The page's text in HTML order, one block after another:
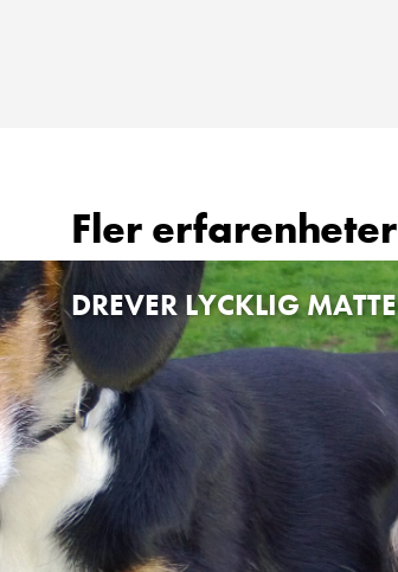
Fler erfarenheter
DREVER LYCKLIG MATTE